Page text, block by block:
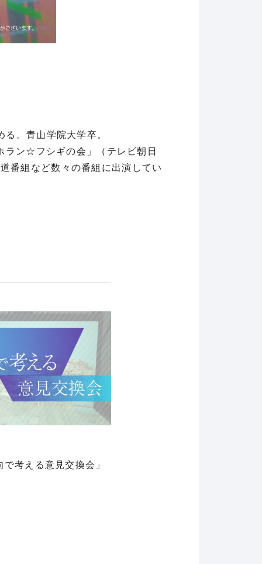
。青山学院大学卒。
ラン☆フシギの会」（テレビ朝日
番組など数々の番組に出演してい
考える意見交換会」